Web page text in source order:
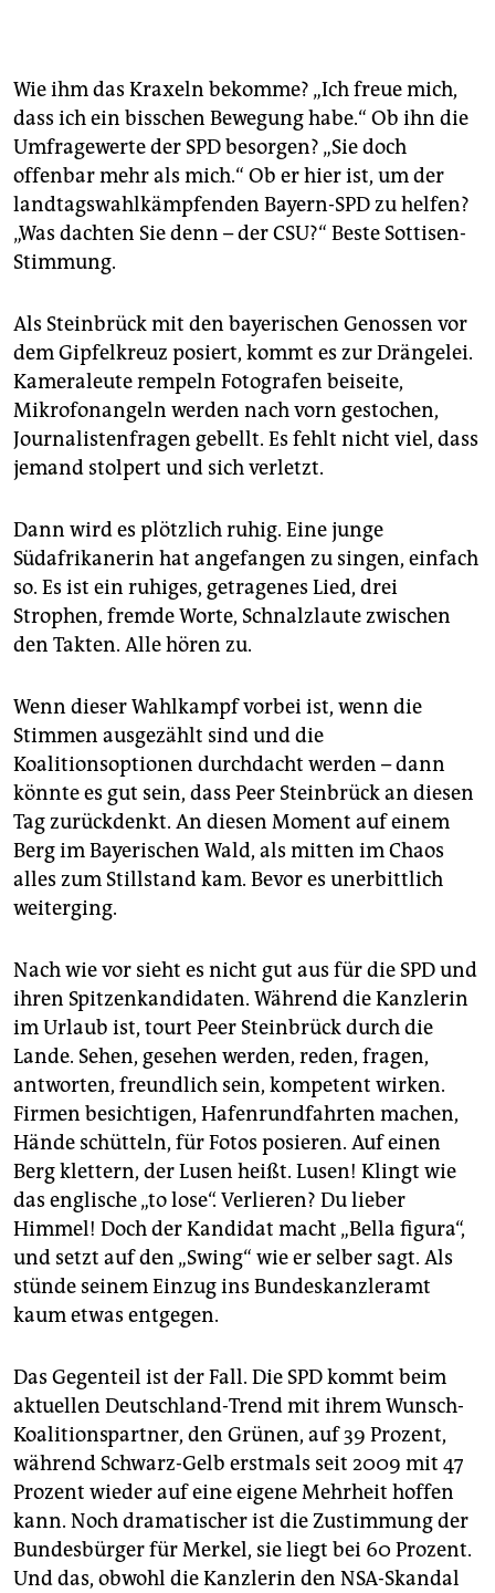
Wie ihm das Kraxeln bekomme? „Ich freue mich,
dass ich ein bisschen Bewegung habe.“ Ob ihn die
Umfragewerte der SPD besorgen? „Sie doch
offenbar mehr als mich.“ Ob er hier ist, um der
landtagswahlkämpfenden Bayern-SPD zu helfen?
„Was dachten Sie denn – der CSU?“ Beste Sottisen-
Stimmung.
Als Steinbrück mit den bayerischen Genossen vor
dem Gipfelkreuz posiert, kommt es zur Drängelei.
Kameraleute rempeln Fotografen beiseite,
Mikrofonangeln werden nach vorn gestochen,
Journalistenfragen gebellt. Es fehlt nicht viel, dass
jemand stolpert und sich verletzt.
Dann wird es plötzlich ruhig. Eine junge
Südafrikanerin hat angefangen zu singen, einfach
so. Es ist ein ruhiges, getragenes Lied, drei
Strophen, fremde Worte, Schnalzlaute zwischen
den Takten. Alle hören zu.
Wenn dieser Wahlkampf vorbei ist, wenn die
Stimmen ausgezählt sind und die
Koalitionsoptionen durchdacht werden – dann
könnte es gut sein, dass Peer Steinbrück an diesen
Tag zurückdenkt. An diesen Moment auf einem
Berg im Bayerischen Wald, als mitten im Chaos
alles zum Stillstand kam. Bevor es unerbittlich
weiterging.
Nach wie vor sieht es nicht gut aus für die SPD und
ihren Spitzenkandidaten. Während die Kanzlerin
im Urlaub ist, tourt Peer Steinbrück durch die
Lande. Sehen, gesehen werden, reden, fragen,
antworten, freundlich sein, kompetent wirken.
Firmen besichtigen, Hafenrundfahrten machen,
Hände schütteln, für Fotos posieren. Auf einen
Berg klettern, der Lusen heißt. Lusen! Klingt wie
das englische „to lose“. Verlieren? Du lieber
Himmel! Doch der Kandidat macht „Bella figura“,
und setzt auf den „Swing“ wie er selber sagt. Als
stünde seinem Einzug ins Bundeskanzleramt
kaum etwas entgegen.
Das Gegenteil ist der Fall. Die SPD kommt beim
aktuellen Deutschland-Trend mit ihrem Wunsch-
Koalitionspartner, den Grünen, auf 39 Prozent,
während Schwarz-Gelb erstmals seit 2009 mit 47
Prozent wieder auf eine eigene Mehrheit hoffen
kann. Noch dramatischer ist die Zustimmung der
Bundesbürger für Merkel, sie liegt bei 60 Prozent.
Und das, obwohl die Kanzlerin den NSA-Skandal